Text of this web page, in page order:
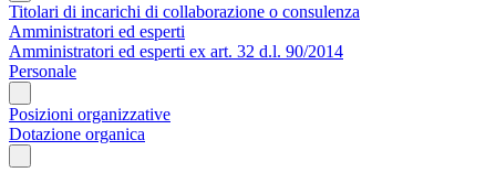
Titolari di incarichi di collaborazione o consulenza
Amministratori ed esperti
Amministratori ed esperti ex art. 32 d.l. 90/2014
Personale
Posizioni organizzative
Dotazione organica